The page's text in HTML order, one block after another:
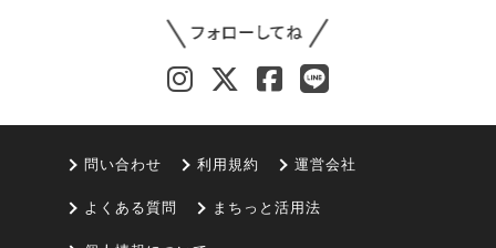
問い合わせ 利用規約 運営会社
よくある質問 まちっと活用法